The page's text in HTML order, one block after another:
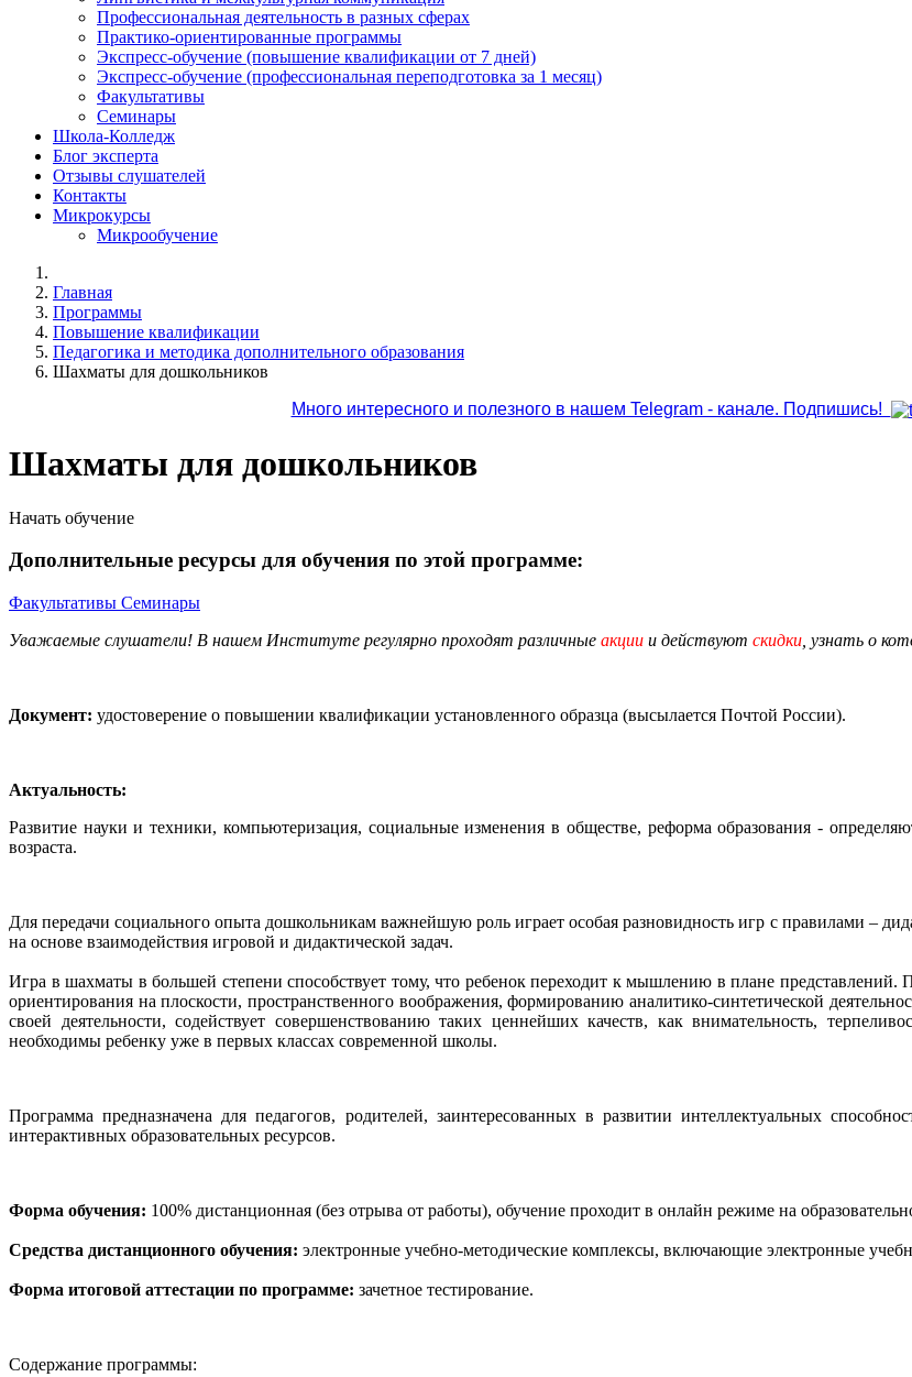
Профессиональная деятельность в разных сферах
Практико-ориентированные программы
Экспресс-обучение (повышение квалификации от 7 дней)
Экспресс-обучение (профессиональная переподготовка за 1 месяц)
Факультативы
Семинары
Школа-Колледж
Блог эксперта
Отзывы слушателей
Контакты
Микрокурсы
Микрообучение
Главная
Программы
Повышение квалификации
Педагогика и методика дополнительного образования
Шахматы для дошкольников
Много интересного и полезного в нашем Telegram - канале. Подпишись!
Шахматы для дошкольников
Начать обучение
Дополнительные ресурсы для обучения по этой программе:
Факультативы Семинары
Уважаемые слушатели! В нашем Институте регулярно проходят различные акции и действуют скидки , узнать о
Документ: удостоверение о повышении квалификации установленного образца (высылается Почтой России).
Актуальность:
Развитие науки и техники, компьютеризация, социальные изменения в обществе, реформа образования -
возраста.
Для передачи социального опыта дошкольникам важнейшую роль играет особая разновидность игр с правилами –
на основе взаимодействия игровой и дидактической задач.
Игра в шахматы в большей степени способствует тому, что ребенок переходит к мышлению в плане представлений.
ориентирования на плоскости, пространственного воображения, формированию аналитико-синтетической
своей деятельности, содействует совершенствованию таких ценнейших качеств, как внимательность,
необходимы ребенку уже в первых классах современной школы.
Программа предназначена для педагогов, родителей, заинтересованных в развитии интеллектуальных
интерактивных образовательных ресурсов.
Форма обучения: 100% дистанционная (без отрыва от работы), обучение проходит в онлайн режиме на
Средства дистанционного обучения: электронные учебно-методические комплексы, включающие электронные
Форма итоговой аттестации по программе: зачетное тестирование.
Содержание программы: